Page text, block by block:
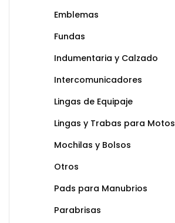
Emblemas
Fundas
Indumentaria y Calzado
Intercomunicadores
Lingas de Equipaje
Lingas y Trabas para Motos
Mochilas y Bolsos
Otros
Pads para Manubrios
Parabrisas